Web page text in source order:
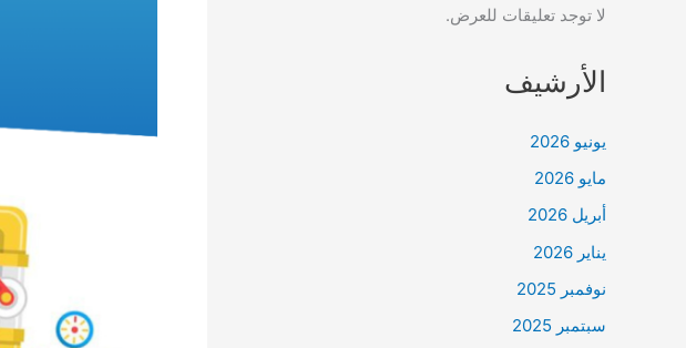
لا توجد تعليقات للعرض.
الأرشيف
يونيو 2026
مايو 2026
أبريل 2026
يناير 2026
نوفمبر 2025
سبتمبر 2025